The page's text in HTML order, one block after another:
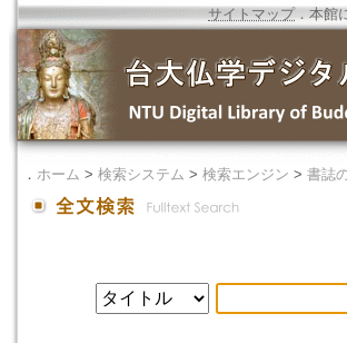
サイトマップ．本館
． ホーム > 検索システム > 検索エンジン > 書誌